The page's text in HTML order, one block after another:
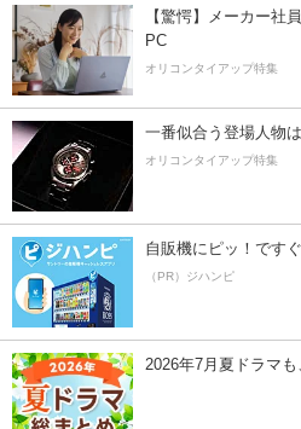
【驚愕】メーカー社
PC
オリコンタイアップ特集
一番似合う登場人物
オリコンタイアップ特集
自販機にピッ！です
（PR）ジハンピ
2026年7月夏ドラマ